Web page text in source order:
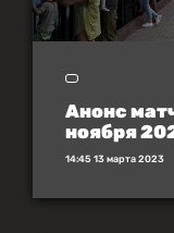
Анонс
ноября
14:45 13 марта 2023